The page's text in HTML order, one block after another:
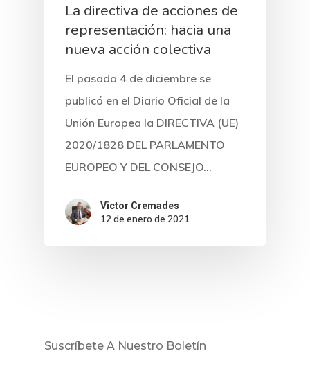
La directiva de acciones de
representación: hacia una
nueva acción colectiva
El pasado 4 de diciembre se
publicó en el Diario Oficial de la
Unión Europea la DIRECTIVA (UE)
2020/1828 DEL PARLAMENTO
EUROPEO Y DEL CONSEJO…
Victor Cremades
12 de enero de 2021
Suscríbete A Nuestro Boletín
Inicio
Noticias
Sentencias
Revista
Colabora